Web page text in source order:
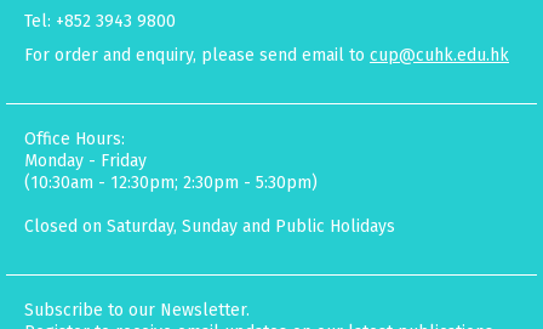
Tel: +852 3943 9800
For order and enquiry, please send email to cup@cuhk.edu.hk
Office Hours:
Monday - Friday
(10:30am - 12:30pm; 2:30pm - 5:30pm)
Closed on Saturday, Sunday and Public Holidays
Subscribe to our Newsletter.